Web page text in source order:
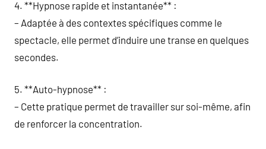
4. **Hypnose rapide et instantanée** :
– Adaptée à des contextes spécifiques comme le
spectacle, elle permet d’induire une transe en quelques
secondes.
5. **Auto-hypnose** :
– Cette pratique permet de travailler sur soi-même, afin
de renforcer la concentration.